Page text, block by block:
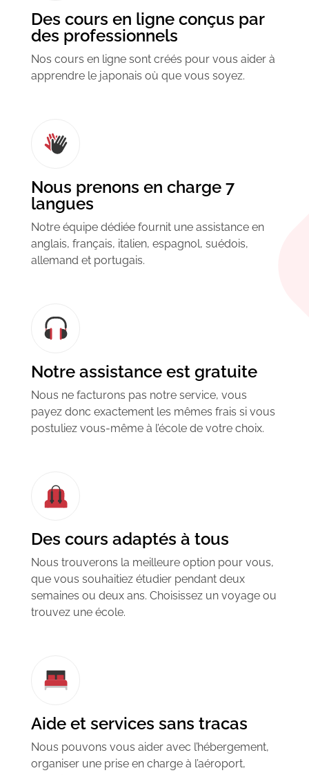
Des cours en ligne conçus par
des professionnels
Nos cours en ligne sont créés pour vous aider à
apprendre le japonais où que vous soyez.
Nous prenons en charge 7
langues
Notre équipe dédiée fournit une assistance en
anglais, français, italien, espagnol, suédois,
allemand et portugais.
Notre assistance est gratuite
Nous ne facturons pas notre service, vous
payez donc exactement les mêmes frais si vous
postuliez vous-même à l’école de votre choix.
Des cours adaptés à tous
Nous trouverons la meilleure option pour vous,
que vous souhaitiez étudier pendant deux
semaines ou deux ans. Choisissez un voyage ou
trouvez une école.
Aide et services sans tracas
Nous pouvons vous aider avec l’hébergement,
organiser une prise en charge à l’aéroport,